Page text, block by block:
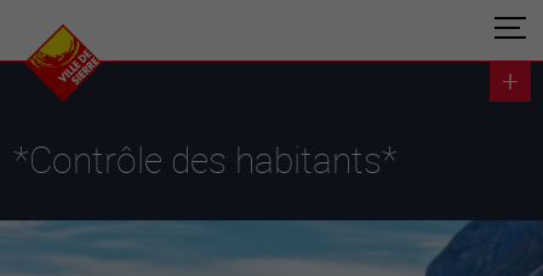
*Contrôle des habitants*